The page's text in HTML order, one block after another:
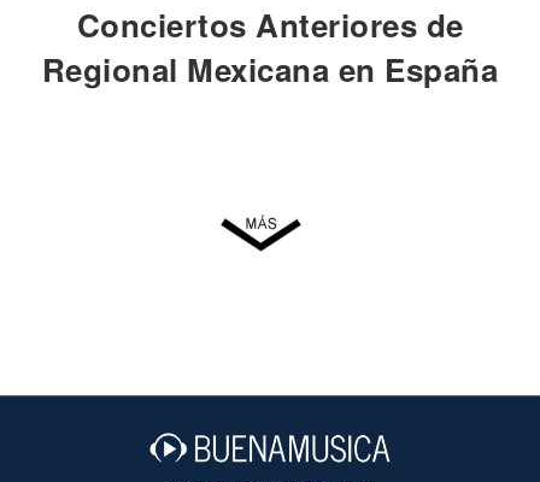
Conciertos Anteriores de
Regional Mexicana en España